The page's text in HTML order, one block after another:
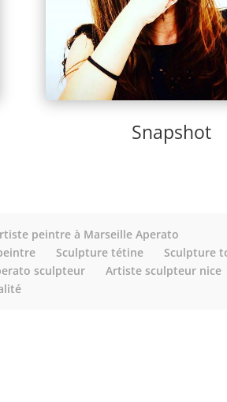
Snapshot
peintre à Marseille Aperato
Sculpture tétine
Sculpture
sculpteur
Artiste sculpteur nice